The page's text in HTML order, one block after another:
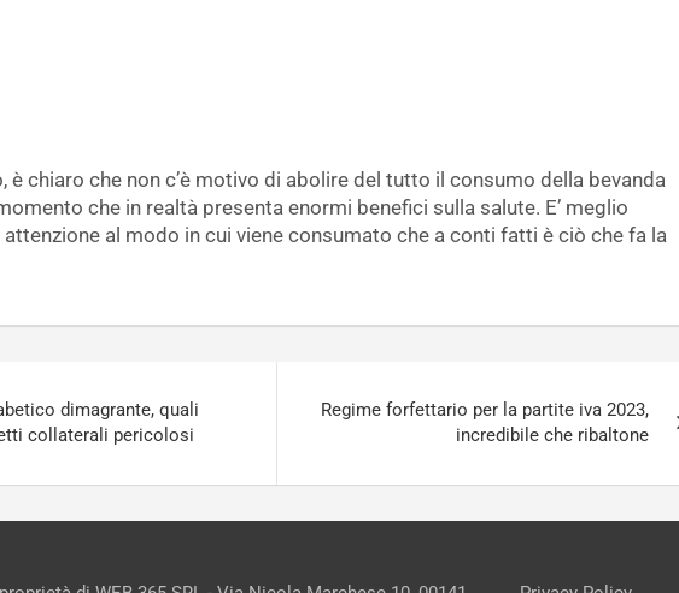
è chiaro che non c’è motivo di abolire del tutto il consumo della bevanda
che in realtà presenta enormi benefici sulla salute. E’ meglio
al modo in cui viene consumato che a conti fatti è ciò che fa la
dimagrante, quali
collaterali pericolosi
Regime forfettario per la partite iva 2023,
incredibile che ribaltone